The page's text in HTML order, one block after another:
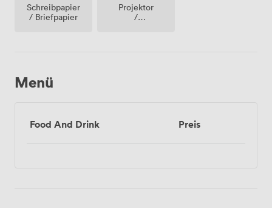
Schreibpapier
/ Briefpapier
Projektor
/
Menü
Food And Drink Preis